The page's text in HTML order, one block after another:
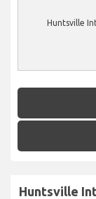
Huntsville
Huntsville